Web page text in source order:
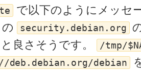
で以下のようにメッセ
の security.debian.org
良さそうです。 /tmp/
deb.debian.org/debian